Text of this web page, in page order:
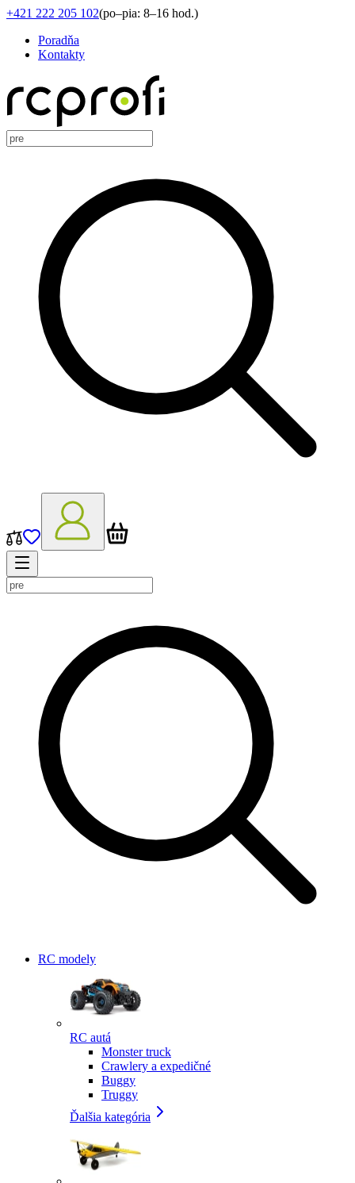
+421 222 205 102(po–pia: 8–16 hod.)
Poradňa
Kontakty
RC modely
RC autá
Monster truck
Crawlery a expedičné
Buggy
Truggy
Ďalšia kategória